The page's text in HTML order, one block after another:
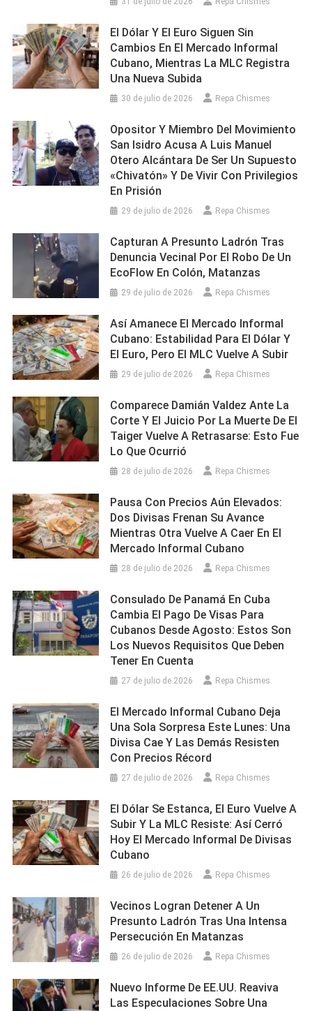
El Dólar Y El Euro Siguen Sin
Cambios En El Mercado Informal
Cubano, Mientras La MLC Registra
Una Nueva Subida
30 de julio de 2026 Repa Chismes
Opositor Y Miembro Del Movimiento
San Isidro Acusa A Luis Manuel
Otero Alcántara De Ser Un Supuesto
«chivatón» Y De Vivir Con Privilegios
En Prisión
29 de julio de 2026 Repa Chismes
Capturan A Presunto Ladrón Tras
Denuncia Vecinal Por El Robo De Un
EcoFlow En Colón, Matanzas
29 de julio de 2026 Repa Chismes
Así Amanece El Mercado Informal
Cubano: Estabilidad Para El Dólar Y
El Euro, Pero El MLC Vuelve A Subir
29 de julio de 2026 Repa Chismes
Comparece Damián Valdez Ante La
Corte Y El Juicio Por La Muerte De El
Taiger Vuelve A Retrasarse: Esto Fue
Lo Que Ocurrió
28 de julio de 2026 Repa Chismes
Pausa Con Precios Aún Elevados:
Dos Divisas Frenan Su Avance
Mientras Otra Vuelve A Caer En El
Mercado Informal Cubano
28 de julio de 2026 Repa Chismes
Consulado De Panamá En Cuba
Cambia El Pago De Visas Para
Cubanos Desde Agosto: Estos Son
Los Nuevos Requisitos Que Deben
Tener En Cuenta
27 de julio de 2026 Repa Chismes
El Mercado Informal Cubano Deja
Una Sola Sorpresa Este Lunes: Una
Divisa Cae Y Las Demás Resisten
Con Precios Récord
27 de julio de 2026 Repa Chismes
El Dólar Se Estanca, El Euro Vuelve A
Subir Y La MLC Resiste: Así Cerró
Hoy El Mercado Informal De Divisas
Cubano
26 de julio de 2026 Repa Chismes
Vecinos Logran Detener A Un
Presunto Ladrón Tras Una Intensa
Persecución En Matanzas
26 de julio de 2026 Repa Chismes
Nuevo Informe De EE.UU. Reaviva
Las Especulaciones Sobre Una